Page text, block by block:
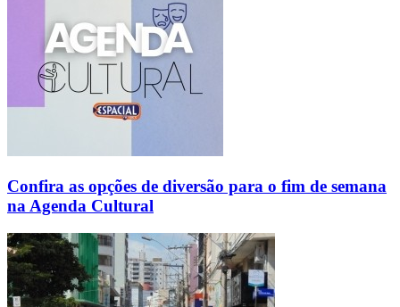
Confira as opções de diversão para o fim de semana
na Agenda Cultural